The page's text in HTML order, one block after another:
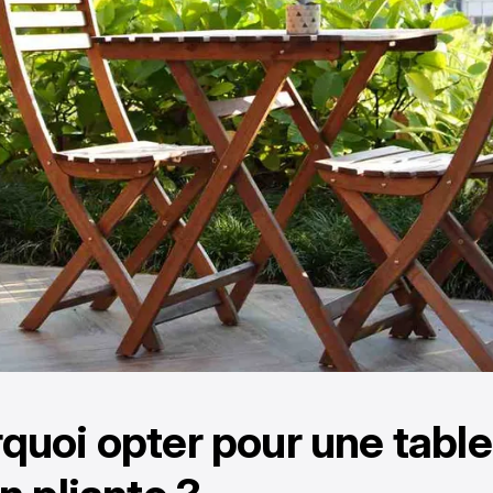
opter pour une